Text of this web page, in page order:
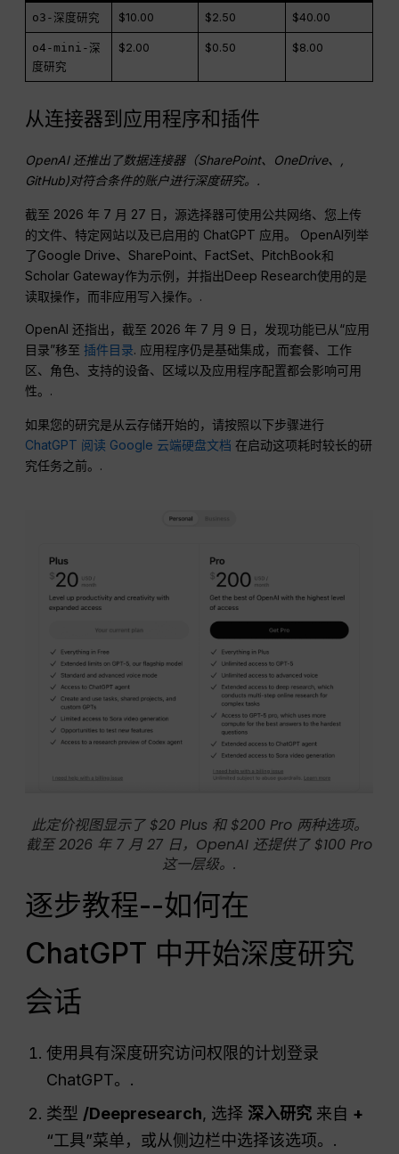
o3-深度研究 $10.00 $2.50 $40.00
o4-mini-深
度研究
$2.00 $0.50 $8.00
从连接器到应用程序和插件
OpenAI还推出了数据连接器（SharePoint、OneDrive、,
GitHub)对符合条件的账户进行深度研究。.
截至 2026 年 7 月 27 日，源选择器可使用公共网络、您上传
的文件、特定网站以及已启用的 ChatGPT 应用。 OpenAI列举
了Google Drive、SharePoint、FactSet、PitchBook和
Scholar Gateway作为示例，并指出Deep Research使用的是
读取操作，而非应用写入操作。.
OpenAI 还指出，截至 2026 年 7 月 9 日，发现功能已从“应用
目录”移至插件目录. 应用程序仍是基础集成，而套餐、工作
区、角色、支持的设备、区域以及应用程序配置都会影响可用
性。.
如果您的研究是从云存储开始的，请按照以下步骤进行
ChatGPT 阅读 Google 云端硬盘文档 在启动这项耗时较长的研
究任务之前。.
此定价视图显示了 $20 Plus 和 $200 Pro 两种选项。
截至 2026 年 7 月 27 日，OpenAI 还提供了 $100 Pro
这一层级。.
逐步教程--如何在
ChatGPT 中开始深度研究
会话
使用具有深度研究访问权限的计划登录
ChatGPT。.
类型 /Deepresearch, 选择 深入研究 来自 +
“工具”菜单，或从侧边栏中选择该选项。.